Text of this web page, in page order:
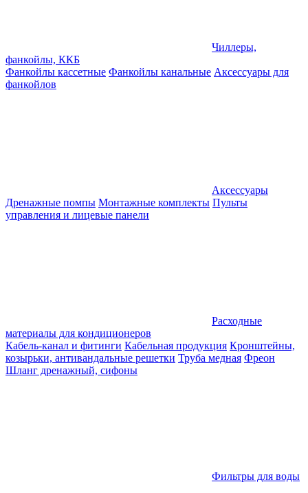
Чиллеры,
фанкойлы, ККБ
Фанкойлы кассетные Фанкойлы канальные Аксессуары для
фанкойлов
Аксессуары
Дренажные помпы Монтажные комплекты Пульты
управления и лицевые панели
Расходные
материалы для кондиционеров
Кабель-канал и фитинги Кабельная продукция Кронштейны,
козырьки, антивандальные решетки Труба медная Фреон
Шланг дренажный, сифоны
Фильтры для воды